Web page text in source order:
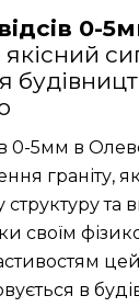
0-
якісний
0-5мм в
граніту,
та
своїм
цей
в